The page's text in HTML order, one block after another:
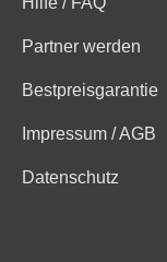
Partner werden
Bestpreisgarantie
Impressum / AGB
Datenschutz